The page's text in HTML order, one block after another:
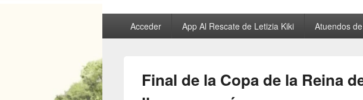
principalAcceder App Al Rescate de Letizia Kiki Atuendos
Final de la Copa de la Reina